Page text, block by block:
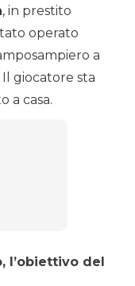
, in prestito
operato
a
giocatore sta
a casa.
l’obiettivo del